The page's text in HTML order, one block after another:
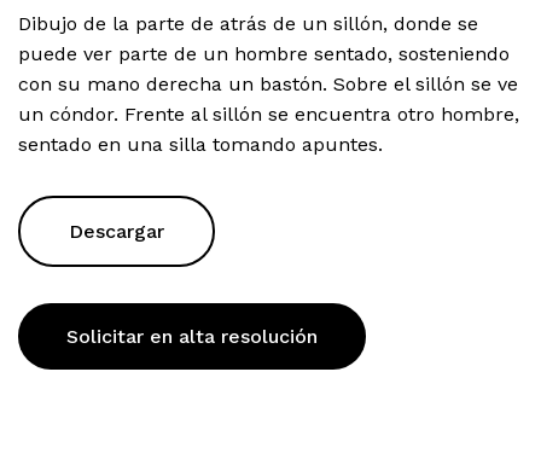
Dibujo de la parte de atrás de un sillón, donde se
puede ver parte de un hombre sentado, sosteniendo
con su mano derecha un bastón. Sobre el sillón se ve
un cóndor. Frente al sillón se encuentra otro hombre,
sentado en una silla tomando apuntes.
Descargar
Solicitar en alta resolución